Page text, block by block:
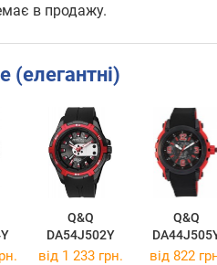
в продажу.
(елегантні)
Q&Q
DA54J502Y
Q&Q
від 1 233 грн. від 822